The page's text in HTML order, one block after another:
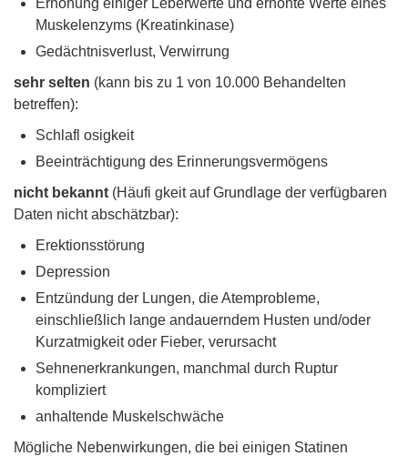
Erhöhung einiger Leberwerte und erhöhte Werte eines
Muskelenzyms (Kreatinkinase)
Gedächtnisverlust, Verwirrung
sehr selten (kann bis zu 1 von 10.000 Behandelten
betreffen):
Schlafl osigkeit
Beeinträchtigung des Erinnerungsvermögens
nicht bekannt (Häufi gkeit auf Grundlage der verfügbaren
Daten nicht abschätzbar):
Erektionsstörung
Depression
Entzündung der Lungen, die Atemprobleme,
einschließlich lange andauerndem Husten und/oder
Kurzatmigkeit oder Fieber, verursacht
Sehnenerkrankungen, manchmal durch Ruptur
kompliziert
anhaltende Muskelschwäche
Mögliche Nebenwirkungen, die bei einigen Statinen